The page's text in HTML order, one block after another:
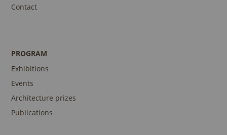
Contact
PROGRAM
Exhibitions
Events
Architecture prizes
Publications